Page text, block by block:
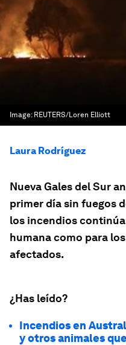
Image: REUTERS/Loren Elliott
Laura Rodríguez
Nueva Gales del Sur
primer día sin fuegos
los incendios
humana como para
afectados.
¿Has leído?
Incendios en
y otros animales